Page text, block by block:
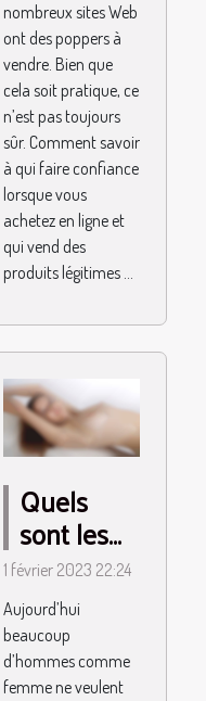
nombreux sites Web
ont des poppers à
vendre. Bien que
cela soit pratique, ce
n’est pas toujours
sûr. Comment savoir
à qui faire confiance
lorsque vous
achetez en ligne et
qui vend des
produits légitimes ...
Quels
sont les
meilleurs
sites de
plan cul ?
1 février 2023 22:24
Aujourd’hui
beaucoup
d’hommes comme
femme ne veulent